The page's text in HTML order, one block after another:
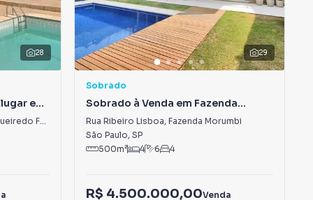
28
em
Rua Doutor Manuel Carlos de Figueiredo Ferraz
Jardim Morumbi
29
Sobrado
Sobrado à Venda em Fazenda
Morumbi
Rua Ribeiro Lisboa, Fazenda Morumbi
São Paulo, SP
500m² 4 6 4
R$ 4.500.000,00Venda